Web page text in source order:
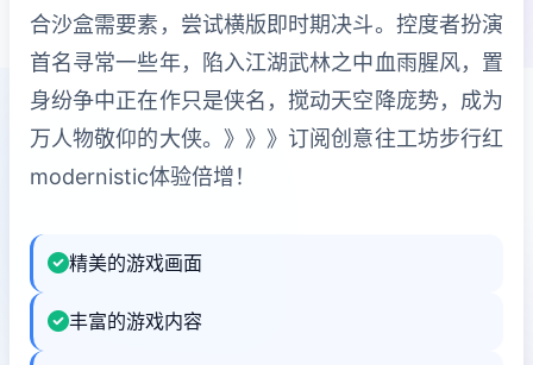
合沙盒需要素，尝试横版即时期决斗。控度者扮演
首名寻常一些年，陷入江湖武林之中血雨腥风，置
身纷争中正在作只是侠名，搅动天空降庞势，成为
万人物敬仰的大侠。》》》订阅创意往工坊步行红
modernistic体验倍增！
精美的游戏画面
丰富的游戏内容